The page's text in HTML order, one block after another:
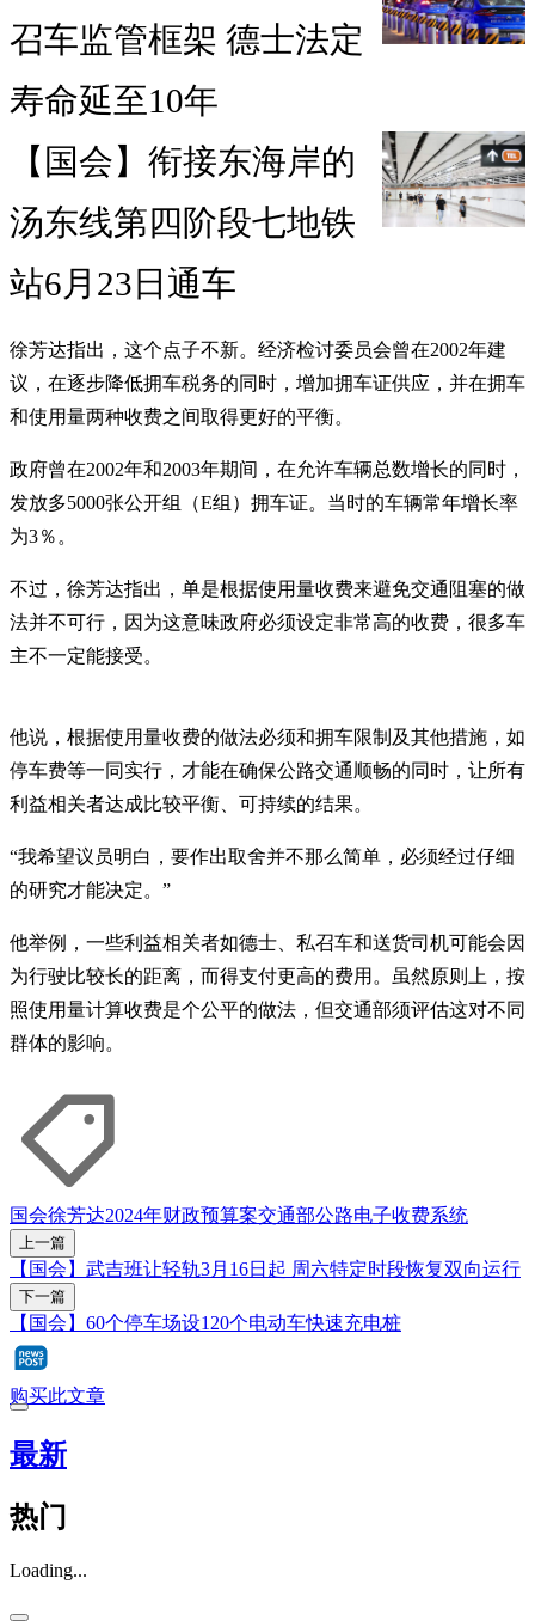
召车监管框架 德士法定
寿命延至10年
【国会】衔接东海岸的
汤东线第四阶段七地铁
站6月23日通车
徐芳达指出，这个点子不新。经济检讨委员会曾在2002年建
议，在逐步降低拥车税务的同时，增加拥车证供应，并在拥车
和使用量两种收费之间取得更好的平衡。
政府曾在2002年和2003年期间，在允许车辆总数增长的同时，
发放多5000张公开组（E组）拥车证。当时的车辆常年增长率
为3％。
不过，徐芳达指出，单是根据使用量收费来避免交通阻塞的做
法并不可行，因为这意味政府必须设定非常高的收费，很多车
主不一定能接受。
他说，根据使用量收费的做法必须和拥车限制及其他措施，如
停车费等一同实行，才能在确保公路交通顺畅的同时，让所有
利益相关者达成比较平衡、可持续的结果。
“我希望议员明白，要作出取舍并不那么简单，必须经过仔细
的研究才能决定。”
他举例，一些利益相关者如德士、私召车和送货司机可能会因
为行驶比较长的距离，而得支付更高的费用。虽然原则上，按
照使用量计算收费是个公平的做法，但交通部须评估这对不同
群体的影响。
国会徐芳达2024年财政预算案交通部公路电子收费系统
上一篇
【国会】武吉班让轻轨3月16日起 周六特定时段恢复双向运行
下一篇
【国会】60个停车场设120个电动车快速充电桩
购买此文章
最新
热门
Loading...